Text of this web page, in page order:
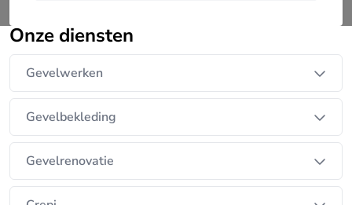
Onze diensten
Gevelwerken
Gevelbekleding
Gevelrenovatie